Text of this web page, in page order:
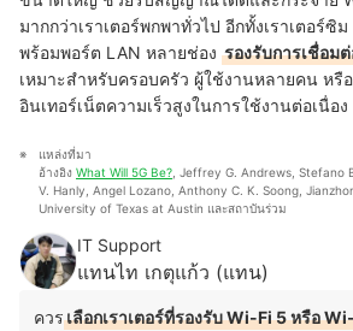
มากกว่าเราเตอร์พกพาทั่วไป อีกทั้งเราเตอร์ซิ
พร้อมพอร์ต LAN หลายช่อง รองรับการเชื่อม
เหมาะสำหรับครอบครัว ผู้ใช้งานหลายคน หรื
อินเทอร์เน็ตความเร็วสูงในการใช้งานต่อเนื่อง
แหล่งที่มา
อ้างอิง What Will 5G Be? , Jeffrey G. Andrews, Stefano
V. Hanly, Angel Lozano, Anthony C. K. Soong,
University of Texas at Austin และสถาบันร่วม
IT Support
แทนไท เกตุแก้ว (แทน)
ควรเลือกเราเตอร์ที่รองรับ Wi-Fi 5 หรือ